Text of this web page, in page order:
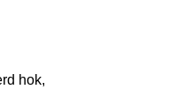
hok,